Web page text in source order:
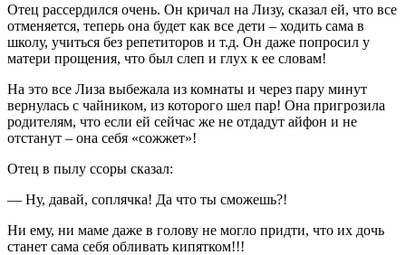
Отец рассердился очень. Он кричал на Лизу, сказал ей, что все
отменяется, теперь она будет как все дети – ходить сама в
школу, учиться без репетиторов и т.д. Он даже попросил у
матери прощения, что был слеп и глух к ее словам!
На это все Лиза выбежала из комнаты и через пару минут
вернулась с чайником, из которого шел пар! Она пригрозила
родителям, что если ей сейчас же не отдадут айфон и не
отстанут – она себя «сожжет»!
Отец в пылу ссоры сказал:
— Ну, давай, соплячка! Да что ты сможешь?!
Ни ему, ни маме даже в голову не могло придти, что их дочь
станет сама себя обливать кипятком!!!